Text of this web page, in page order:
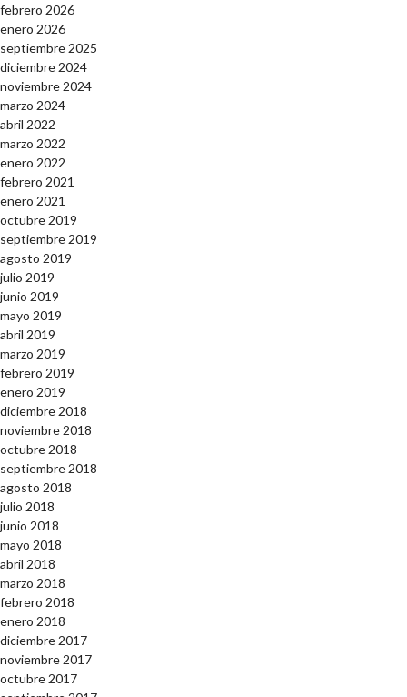
febrero 2026
enero 2026
septiembre 2025
diciembre 2024
noviembre 2024
marzo 2024
abril 2022
marzo 2022
enero 2022
febrero 2021
enero 2021
octubre 2019
septiembre 2019
agosto 2019
julio 2019
junio 2019
mayo 2019
abril 2019
marzo 2019
febrero 2019
enero 2019
diciembre 2018
noviembre 2018
octubre 2018
septiembre 2018
agosto 2018
julio 2018
junio 2018
mayo 2018
abril 2018
marzo 2018
febrero 2018
enero 2018
diciembre 2017
noviembre 2017
octubre 2017